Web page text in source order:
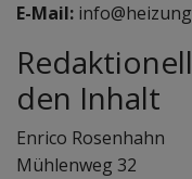
E-Mail:
den Inhalt
Enrico Rosenhahn
Mühlenweg 32